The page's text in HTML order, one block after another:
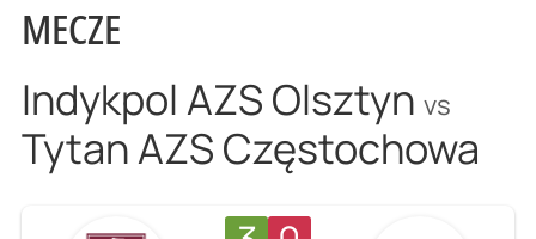
MECZE
Indykpol AZS Olsztyn vs
Tytan AZS Częstochowa